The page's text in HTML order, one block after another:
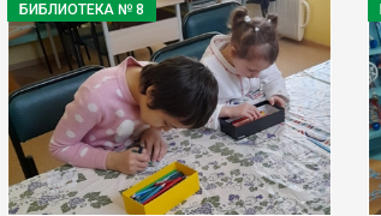
БИБЛИОТЕКА № 8